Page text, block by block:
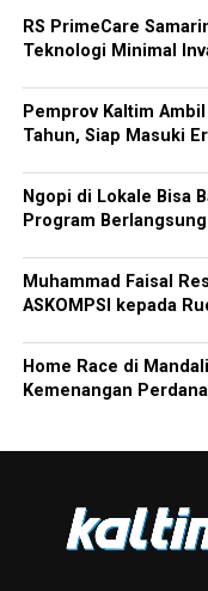
RS PrimeCare
Teknologi Minimal
Pemprov Kaltim
Tahun, Siap Masuki
Ngopi di Lokale Bisa
Program
Muhammad Faisal
ASKOMPSI kepada
Home Race di
Kemenangan